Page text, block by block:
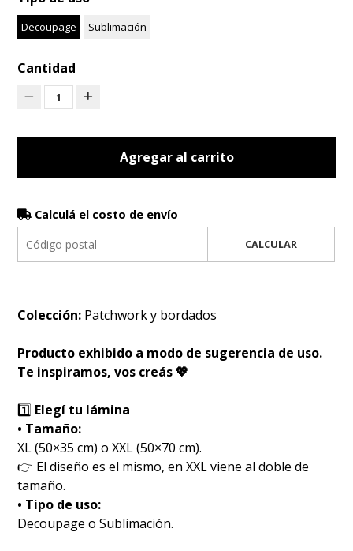
Decoupage Sublimación
Cantidad
1
Agregar al carrito
Calculá el costo de envío
CALCULAR
Colección: Patchwork y bordados
Producto exhibido a modo de sugerencia de uso.
Te inspiramos, vos creás 💖
1️⃣ Elegí tu lámina
• Tamaño:
XL (50×35 cm) o XXL (50×70 cm).
👉 El diseño es el mismo, en XXL viene al doble de
tamaño.
• Tipo de uso:
Decoupage o Sublimación.